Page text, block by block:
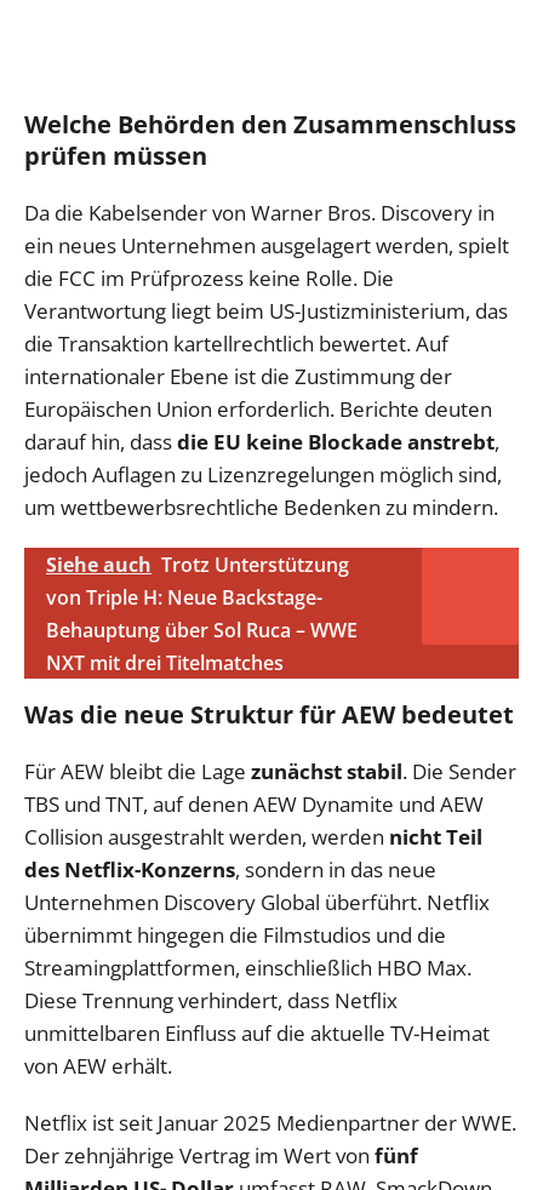
Welche Behörden den Zusammenschluss
prüfen müssen
Da die Kabelsender von Warner Bros. Discovery in
ein neues Unternehmen ausgelagert werden, spielt
die FCC im Prüfprozess keine Rolle. Die
Verantwortung liegt beim US-Justizministerium, das
die Transaktion kartellrechtlich bewertet. Auf
internationaler Ebene ist die Zustimmung der
Europäischen Union erforderlich. Berichte deuten
darauf hin, dassdie EU keine Blockade anstrebt,
jedoch Auflagen zu Lizenzregelungen möglich sind,
um wettbewerbsrechtliche Bedenken zu mindern.
Siehe auch Trotz Unterstützung
von Triple H: Neue Backstage-
Behauptung über Sol Ruca – WWE
NXT mit drei Titelmatches
Was die neue Struktur für AEW bedeutet
Für AEW bleibt die Lage zunächst stabil. Die Sender
TBS und TNT, auf denen AEW Dynamite und AEW
Collision ausgestrahlt werden, werden nicht Teil
des Netflix-Konzerns, sondern in das neue
Unternehmen Discovery Global überführt. Netflix
übernimmt hingegen die Filmstudios und die
Streamingplattformen, einschließlich HBO Max.
Diese Trennung verhindert, dass Netflix
unmittelbaren Einfluss auf die aktuelle TV-Heimat
von AEW erhält.
Netflix ist seit Januar 2025 Medienpartner der WWE.
Der zehnjährige Vertrag im Wert von fünf